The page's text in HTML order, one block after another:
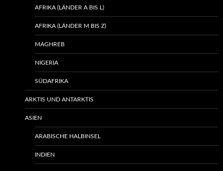
AFRIKA (LÄNDER A BIS L)
AFRIKA (LÄNDER M BIS Z)
MAGHREB
NIGERIA
SÜDAFRIKA
ARKTIS UND ANTARKTIS
ASIEN
ARABISCHE HALBINSEL
INDIEN